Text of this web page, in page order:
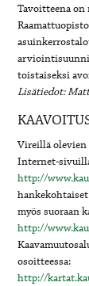
Tavoitteena on
toistaiseksi
Lisätiedot:
Vireillä olevien
Internet-
http://
myös suoraan
http://
osoitteessa:
http://